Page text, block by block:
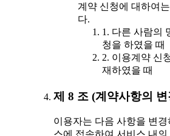
계약 신청에 대하여
다.
1. 다른 사람의
청을 하였을 때
2. 이용계약 신
재하였을 때
제 8 조 (계약사항의 변
이용자는 다음 사항을 변경